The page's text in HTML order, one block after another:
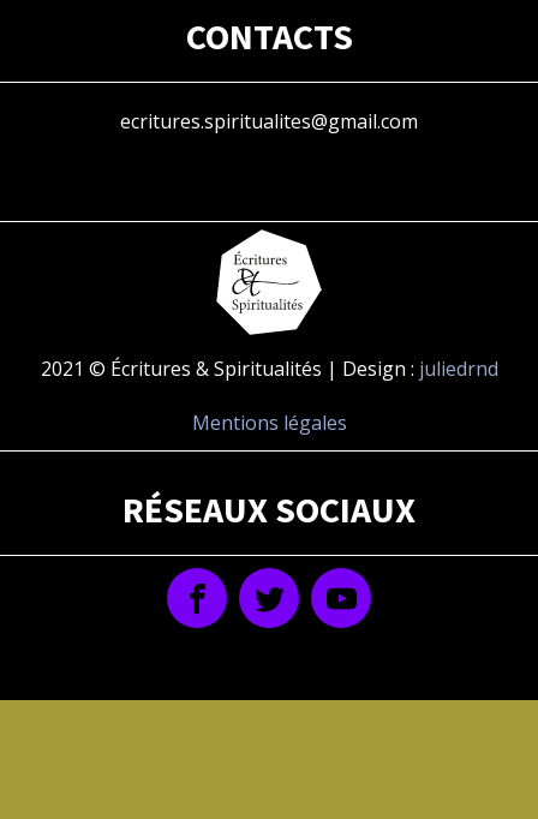
CONTACTS
ecritures.spiritualites@gmail.com
2021 © Écritures & Spiritualités | Design : juliedrnd
Mentions légales
RÉSEAUX SOCIAUX